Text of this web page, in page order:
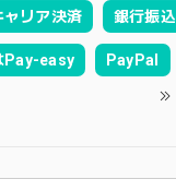
ャリア決済 銀行振込
Pay-easy PayPal